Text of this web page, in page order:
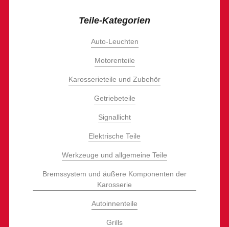
Teile-Kategorien
Auto-Leuchten
Motorenteile
Karosserieteile und Zubehör
Getriebeteile
Signallicht
Elektrische Teile
Werkzeuge und allgemeine Teile
Bremssystem und äußere Komponenten der
Karosserie
Autoinnenteile
Grills